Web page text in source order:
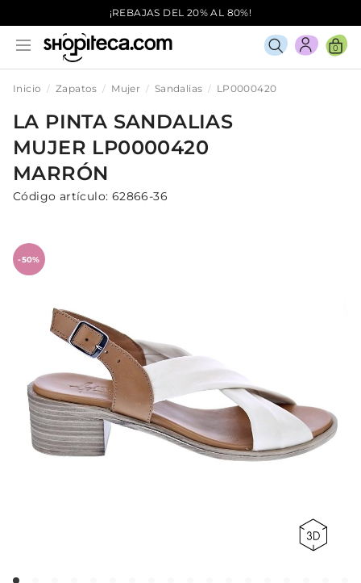
¡REBAJAS DEL 20% AL 80%!
0
Inicio Zapatos Mujer Sandalias LP0000420
LA PINTA SANDALIAS
MUJER LP0000420
MARRÓN
Código artículo: 62866-36
-50%